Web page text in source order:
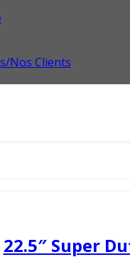
Nos Clients
22.5″ Super